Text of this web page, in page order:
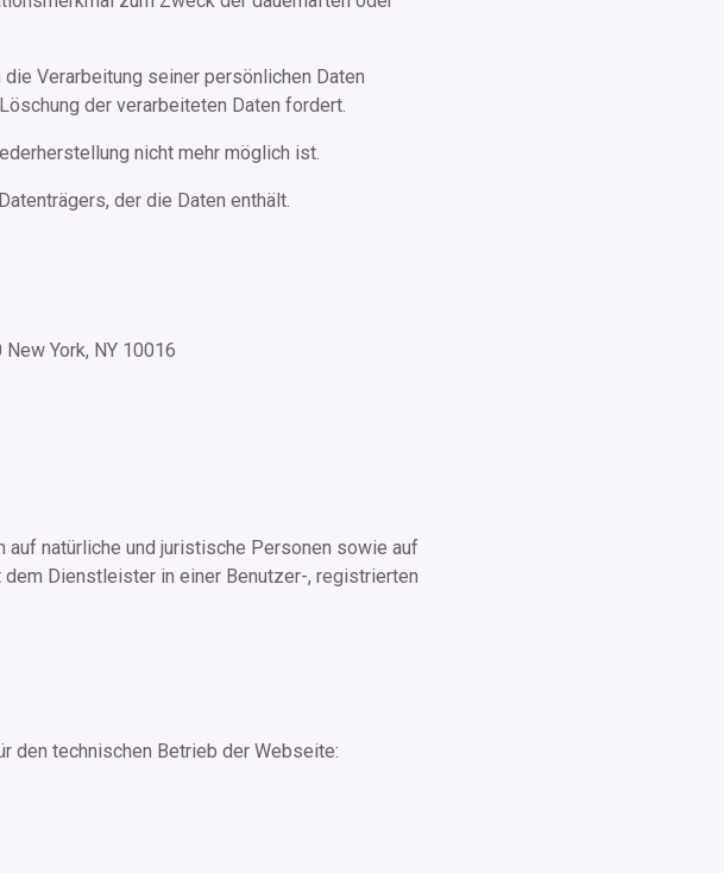
Verarbeitung seiner persönlichen Daten
der verarbeiteten Daten fordert.
nicht mehr möglich ist.
der die Daten enthält.
York, NY 10016
natürliche und juristische Personen sowie auf
Dienstleister in einer Benutzer-, registrierten
den technischen Betrieb der Webseite: